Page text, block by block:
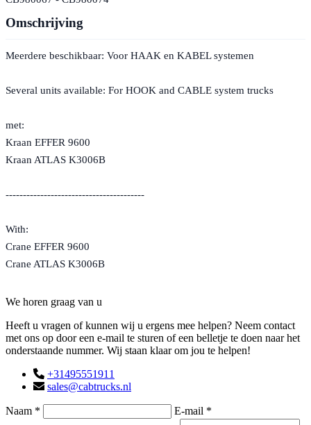
Omschrijving
Meerdere beschikbaar: Voor HAAK en KABEL systemen
Several units available: For HOOK and CABLE system trucks
met:
Kraan EFFER 9600
Kraan ATLAS K3006B
----------------------------------------
With:
Crane EFFER 9600
Crane ATLAS K3006B
We horen graag van u
Heeft u vragen of kunnen wij u ergens mee helpen? Neem contact
met ons op door een e-mail te sturen of een belletje te doen naar het
onderstaande nummer. Wij staan klaar om jou te helpen!
+31495551911
sales@cabtrucks.nl
Naam * E-mail *